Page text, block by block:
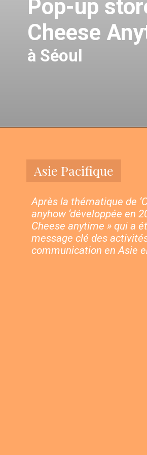
à Séoul
Pop-up
Cheese
Asie Pacifique
Après la thématique de
anyhow ‘développée en
Cheese anytime » qui a
message clé des
communication en Asie